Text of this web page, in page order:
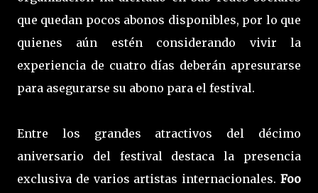
que quedan pocos abonos disponibles, por lo que
quienes aún estén considerando vivir la
experiencia de cuatro días deberán apresurarse
para asegurarse su abono para el festival.
Entre los grandes atractivos del décimo
aniversario del festival destaca la presencia
exclusiva de varios artistas internacionales. Foo